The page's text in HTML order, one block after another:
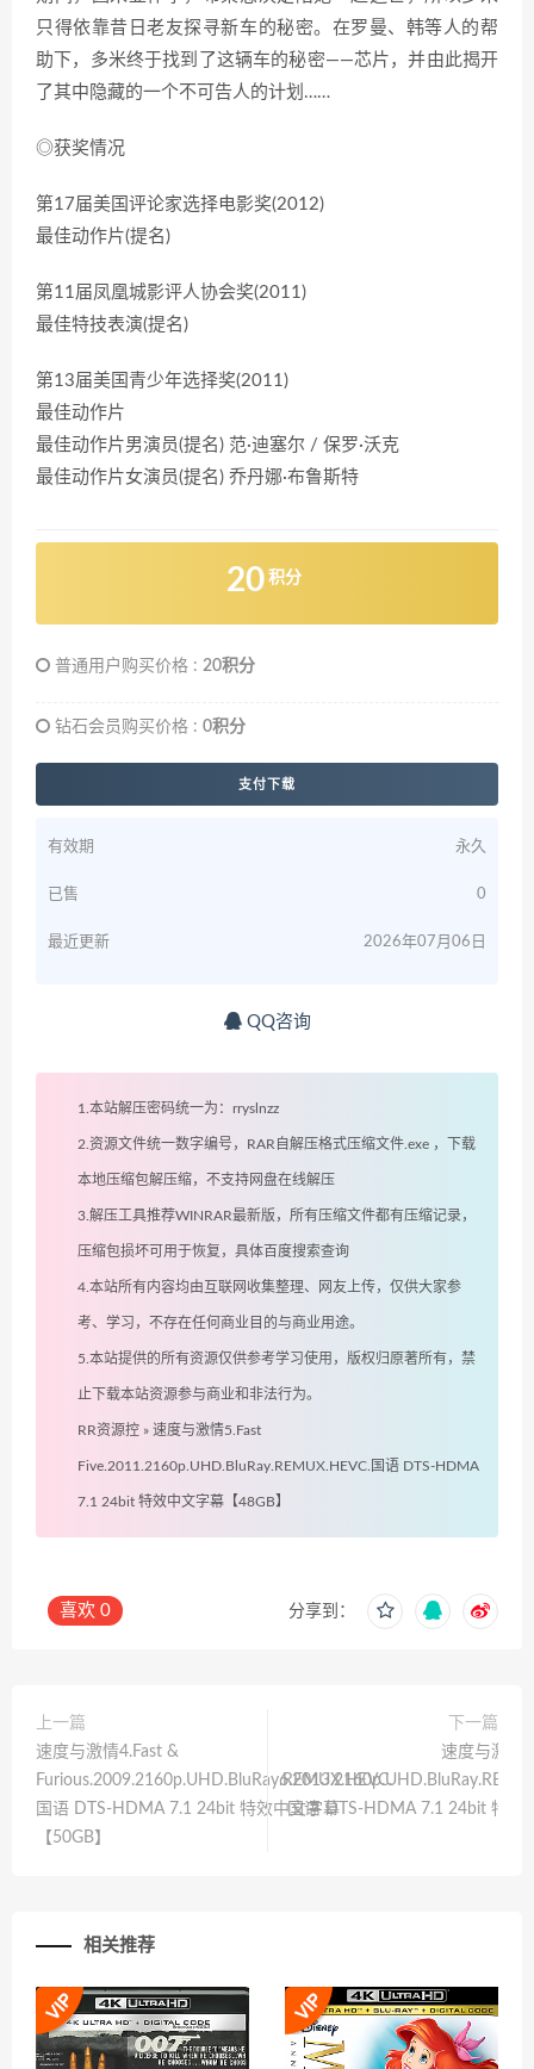
只得依靠昔日老友探寻新车的秘密。在罗曼、韩等人的帮
助下，多米终于找到了这辆车的秘密——芯片，并由此揭开
了其中隐藏的一个不可告人的计划……
◎获奖情况
第17届美国评论家选择电影奖(2012)
最佳动作片(提名)
第11届凤凰城影评人协会奖(2011)
最佳特技表演(提名)
第13届美国青少年选择奖(2011)
最佳动作片
最佳动作片男演员(提名) 范·迪塞尔 / 保罗·沃克
最佳动作片女演员(提名) 乔丹娜·布鲁斯特
20 积分
普通用户购买价格 : 20积分
钻石会员购买价格 : 0积分
支付下载
有效期 永久
已售 0
最近更新 2026年07月06日
QQ咨询
1.本站解压密码统一为：rryslnzz
2.资源文件统一数字编号，RAR自解压格式压缩文件.exe ，下载
本地压缩包解压缩，不支持网盘在线解压
3.解压工具推荐WINRAR最新版，所有压缩文件都有压缩记录，
压缩包损坏可用于恢复，具体百度搜索查询
4.本站所有内容均由互联网收集整理、网友上传，仅供大家参
考、学习，不存在任何商业目的与商业用途。
5.本站提供的所有资源仅供参考学习使用，版权归原著所有，禁
止下载本站资源参与商业和非法行为。
RR资源控 » 速度与激情5.Fast
Five.2011.2160p.UHD.BluRay.REMUX.HEVC.国语 DTS-HDMA
7.1 24bit 特效中文字幕【48GB】
喜欢 0 分享到：
上一篇
速度与激情4.Fast &
Furious.2009.2160p.UHD.BluRay.REMUX.HEVC.
国语 DTS-HDMA 7.1 24bit 特效中文字幕
【50GB】
下一篇
速度与激情
国语 DTS-HDMA 7.1 24bit 特效
相关推荐